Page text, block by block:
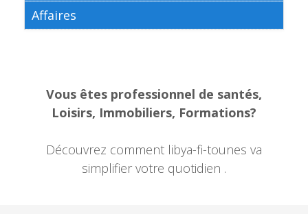
Affaires
Vous êtes professionnel de santés,
Loisirs, Immobiliers, Formations?
Découvrez comment libya-fi-tounes va
simplifier votre quotidien .